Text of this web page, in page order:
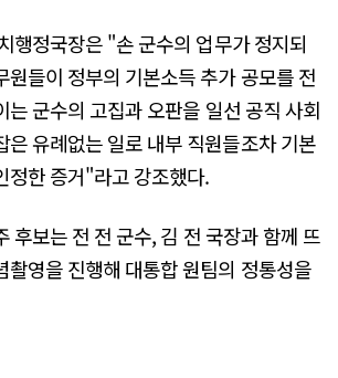
행정국장은 "손 군수의 업무가 정지되
원들이 정부의 기본소득 추가 공모를 전
군수의 고집과 오판을 일선 공직 사회
은 유례없는 일로 내부 직원들조차 기본
정한 증거"라고 강조했다.
후보는 전 전 군수, 김 전 국장과 함께 뜨
촬영을 진행해 대통합 원팀의 정통성을